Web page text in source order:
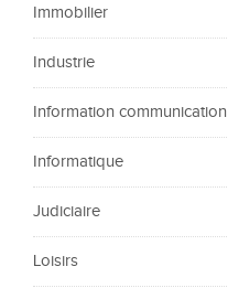
Immobilier
Industrie
Information communication
Informatique
Judiciaire
Loisirs